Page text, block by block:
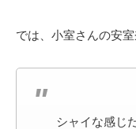
では、小室さんの安
シャイな感じ